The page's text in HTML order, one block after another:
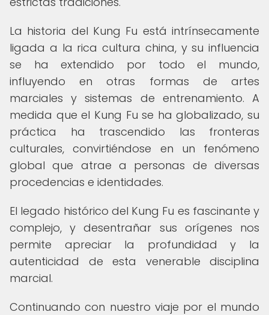
La historia del Kung Fu está intrínsecamente
ligada a la rica cultura china, y su influencia
se ha extendido por todo el mundo,
influyendo en otras formas de artes
marciales y sistemas de entrenamiento. A
medida que el Kung Fu se ha globalizado, su
práctica ha trascendido las fronteras
culturales, convirtiéndose en un fenómeno
global que atrae a personas de diversas
procedencias e identidades.
El legado histórico del Kung Fu es fascinante y
complejo, y desentrañar sus orígenes nos
permite apreciar la profundidad y la
autenticidad de esta venerable disciplina
marcial.
Continuando con nuestro viaje por el mundo